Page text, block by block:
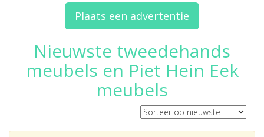
Plaats een advertentie
Nieuwste tweedehands
meubels en Piet Hein Eek
meubels